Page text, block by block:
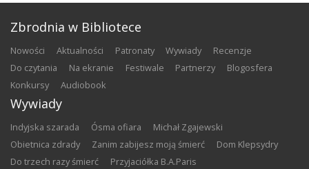
Zbrodnia w Bibliotece
nowości aktualności patronaty wywiady
recenzje
do czytania
na ekranie festiwale partnerzy
blogosfera
konkursy
audiobook
Wywiady
Indyjska szarada Ósma ofiara
Michał Zgajewski
Obietnica zdrady
Zanim zabijesz moją śmierć
Dom Klepsydry
Do trzech razy śmierć
Przyjaciółka B.A.Paris